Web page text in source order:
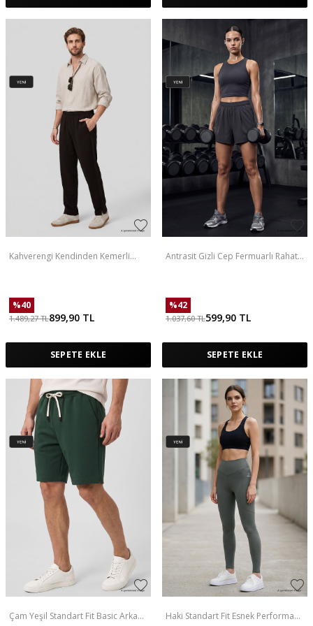
Kahverengi Kendinden Kemerli
%40
1.489,27TL899,90 TL
SEPETE EKLE
Antrasit Gizli Cep Fermuarlı Rahat
%42
1.037,60TL599,90 TL
SEPETE EKLE
Çam Yeşil Standart Fit Basic Arka
Haki Standart Fit Esnek Performans